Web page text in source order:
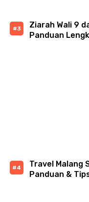
Ziarah Wali 9
Panduan
Travel Malang
Panduan &